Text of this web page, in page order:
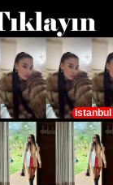
istanbul